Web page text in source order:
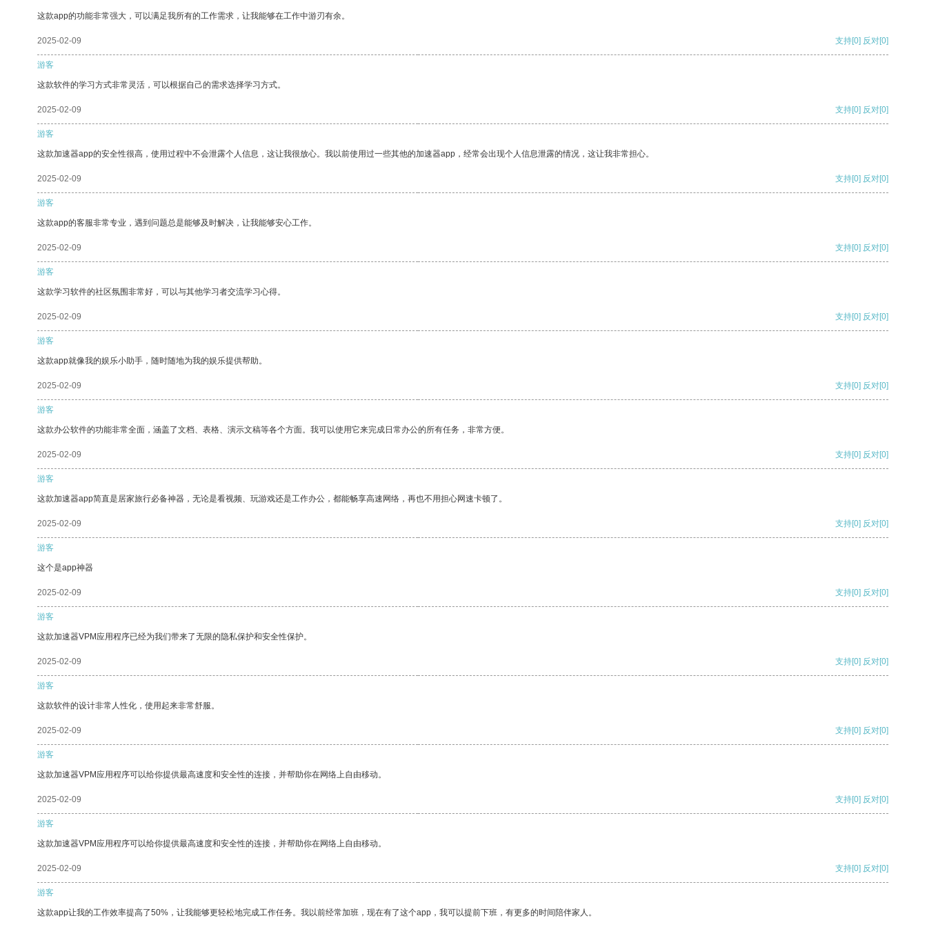
这款app的功能非常强大，可以满足我所有的工作需求，让我能够在工作中游刃有余。
2025-02-09 支持[0] 反对[0]
游客
这款软件的学习方式非常灵活，可以根据自己的需求选择学习方式。
2025-02-09 支持[0] 反对[0]
游客
这款加速器app的安全性很高，使用过程中不会泄露个人信息，这让我很放心。我以前使用过一些其他的加速器app，经常会出现个人信息泄露的情况，这让我非常担心。
2025-02-09 支持[0] 反对[0]
游客
这款app的客服非常专业，遇到问题总是能够及时解决，让我能够安心工作。
2025-02-09 支持[0] 反对[0]
游客
这款学习软件的社区氛围非常好，可以与其他学习者交流学习心得。
2025-02-09 支持[0] 反对[0]
游客
这款app就像我的娱乐小助手，随时随地为我的娱乐提供帮助。
2025-02-09 支持[0] 反对[0]
游客
这款办公软件的功能非常全面，涵盖了文档、表格、演示文稿等各个方面。我可以使用它来完成日常办公的所有任务，非常方便。
2025-02-09 支持[0] 反对[0]
游客
这款加速器app简直是居家旅行必备神器，无论是看视频、玩游戏还是工作办公，都能畅享高速网络，再也不用担心网速卡顿了。
2025-02-09 支持[0] 反对[0]
游客
这个是app神器
2025-02-09 支持[0] 反对[0]
游客
这款加速器VPM应用程序已经为我们带来了无限的隐私保护和安全性保护。
2025-02-09 支持[0] 反对[0]
游客
这款软件的设计非常人性化，使用起来非常舒服。
2025-02-09 支持[0] 反对[0]
游客
这款加速器VPM应用程序可以给你提供最高速度和安全性的连接，并帮助你在网络上自由移动。
2025-02-09 支持[0] 反对[0]
游客
这款加速器VPM应用程序可以给你提供最高速度和安全性的连接，并帮助你在网络上自由移动。
2025-02-09 支持[0] 反对[0]
游客
这款app让我的工作效率提高了50%，让我能够更轻松地完成工作任务。我以前经常加班，现在有了这个app，我可以提前下班，有更多的时间陪伴家人。